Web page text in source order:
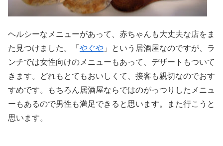
ヘルシーなメニューがあって、赤ちゃんも大丈夫な店をま
た見つけました。「 やぐや 」という居酒屋なのですが、ラ
ンチでは女性向けのメニューもあって、デザートもついて
きます。どれもとてもおいしくて、接客も親切なのでおす
すめです。もちろん居酒屋ならではのがっつりしたメニュ
ーもあるので男性も満足できると思います。また行こうと
思います。